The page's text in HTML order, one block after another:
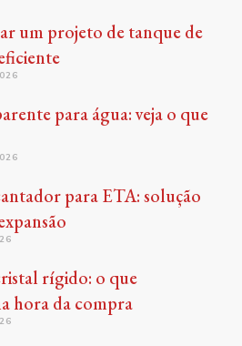
um projeto de tanque de
para água: veja o que
para ETA: solução
rígido: o que
hora da compra